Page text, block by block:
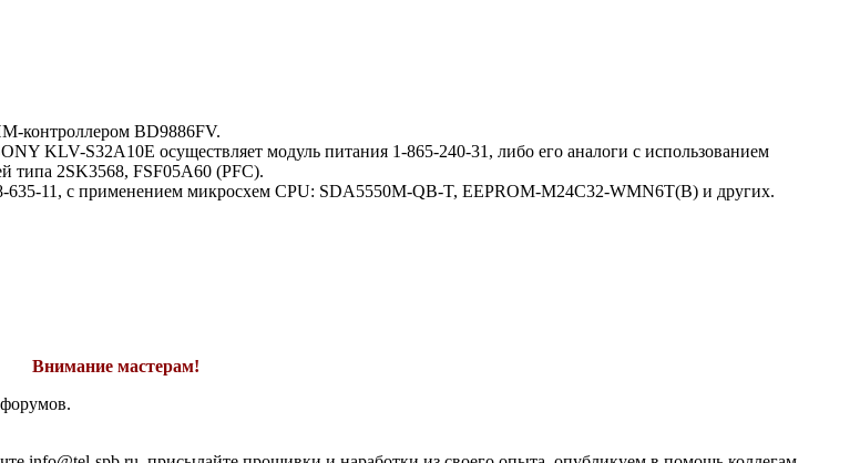
контроллером BD9886FV.
KLV-S32A10E осуществляет модуль питания 1-865-240-31, либо его аналоги c использованием
типа 2SK3568, FSF05A60 (PFC).
635-11, с применением микросхем CPU: SDA5550M-QB-T, EEPROM-M24C32-WMN6T(B) и других.
Внимание мастерам!